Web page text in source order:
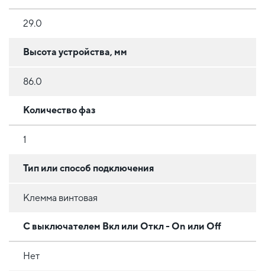
29.0
Высота устройства, мм
86.0
Количество фаз
1
Тип или способ подключения
Клемма винтовая
С выключателем Вкл или Откл - On или Off
Нет